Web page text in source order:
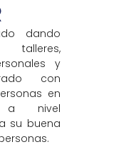
dando
talleres,
y
con
en
a nivel
su buena